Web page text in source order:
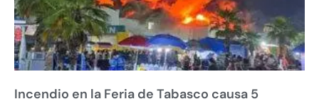
Incendio en la Feria de Tabasco causa 5